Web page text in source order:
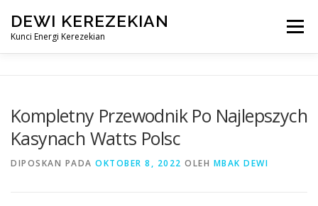
konten
DEWI KEREZEKIAN
Kunci Energi Kerezekian
Menu
TASBIH PELARISAN TESTIMONI
Kompletny Przewodnik Po Najlepszych
Kasynach Watts Polsc
DIPOSKAN PADA OKTOBER 8, 2022 OLEH MBAK DEWI